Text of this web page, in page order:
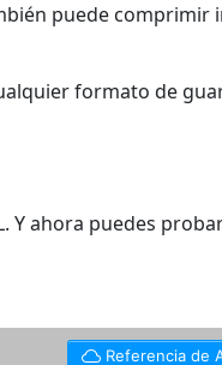
puede comprimir
formato de
Y ahora puedes
Referencia de